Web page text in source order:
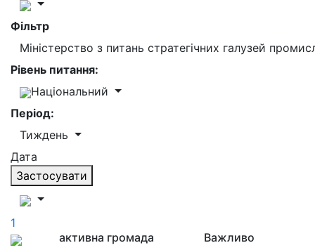
Фільтр
Міністерство з питань стратегічних галузей
Рівень питання:
Національний
Період:
Тиждень
Дата
Застосувати
1
активна громада
Важливо